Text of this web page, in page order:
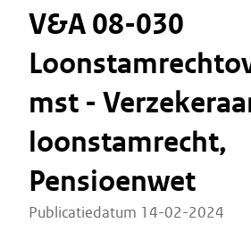
V&A 08-030
mst -
loonstamrecht,
Pensioenwet
Publicatiedatum 14-02-2024